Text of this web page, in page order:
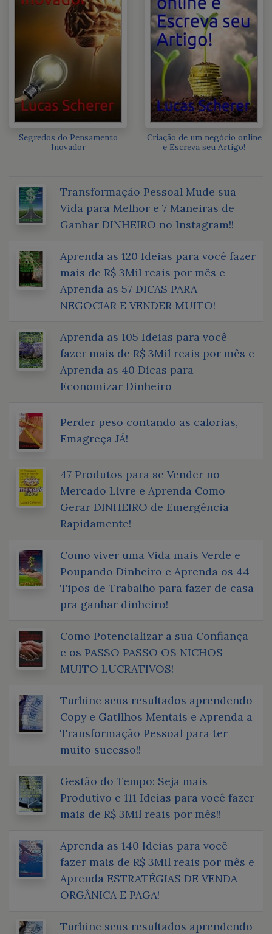
Segredos do Pensamento
Inovador
Criação de um negócio online
e Escreva seu Artigo!
Transformação Pessoal Mude sua
Vida para Melhor e 7 Maneiras de
Ganhar DINHEIRO no Instagram!!
Aprenda as 120 Ideias para você fazer
mais de R$ 3Mil reais por mês e
Aprenda as 57 DICAS PARA
NEGOCIAR E VENDER MUITO!
Aprenda as 105 Ideias para você
fazer mais de R$ 3Mil reais por mês e
Aprenda as 40 Dicas para
Economizar Dinheiro
Perder peso contando as calorias,
Emagreça JÁ!
47 Produtos para se Vender no
Mercado Livre e Aprenda Como
Gerar DINHEIRO de Emergência
Rapidamente!
Como viver uma Vida mais Verde e
Poupando Dinheiro e Aprenda os 44
Tipos de Trabalho para fazer de casa
pra ganhar dinheiro!
Como Potencializar a sua Confiança
e os PASSO PASSO OS NICHOS
MUITO LUCRATIVOS!
Turbine seus resultados aprendendo
Copy e Gatilhos Mentais e Aprenda a
Transformação Pessoal para ter
muito sucesso!!
Gestão do Tempo: Seja mais
Produtivo e 111 Ideias para você fazer
mais de R$ 3Mil reais por mês!!
Aprenda as 140 Ideias para você
fazer mais de R$ 3Mil reais por mês e
Aprenda ESTRATÉGIAS DE VENDA
ORGÂNICA E PAGA!
Turbine seus resultados aprendendo